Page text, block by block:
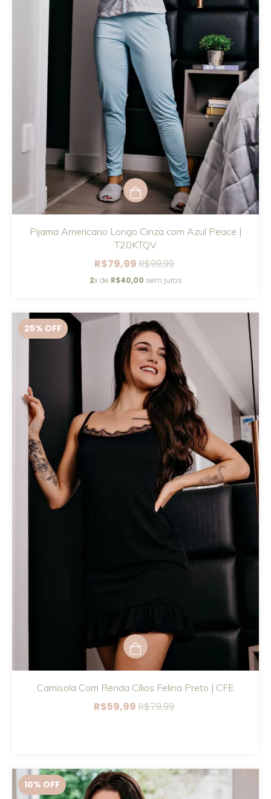
Pijama Americano Longo Cinza com Azul Peace |
T20KTQV
R$79,99R$99,99
2x de R$40,00 sem juros
25% OFF
Camisola Com Renda Cílios Felina Preto | CFE
R$59,99R$79,99
10% OFF